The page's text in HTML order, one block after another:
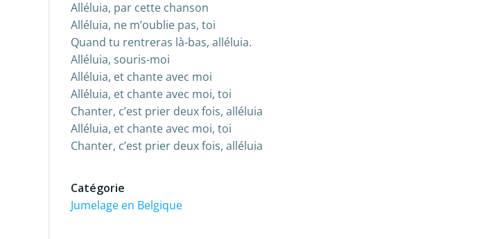
Alléluia, par cette chanson
Alléluia, ne m’oublie pas, toi
Quand tu rentreras là-bas, alléluia.
Alléluia, souris-moi
Alléluia, et chante avec moi
Alléluia, et chante avec moi, toi
Chanter, c’est prier deux fois, alléluia
Alléluia, et chante avec moi, toi
Chanter, c’est prier deux fois, alléluia
Catégorie
Jumelage en Belgique